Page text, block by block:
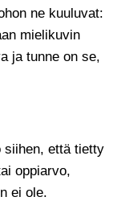
ne kuuluvat:
mielikuvin
ja tunne on se,
siihen, että tietty
oppiarvo,
ei ole.